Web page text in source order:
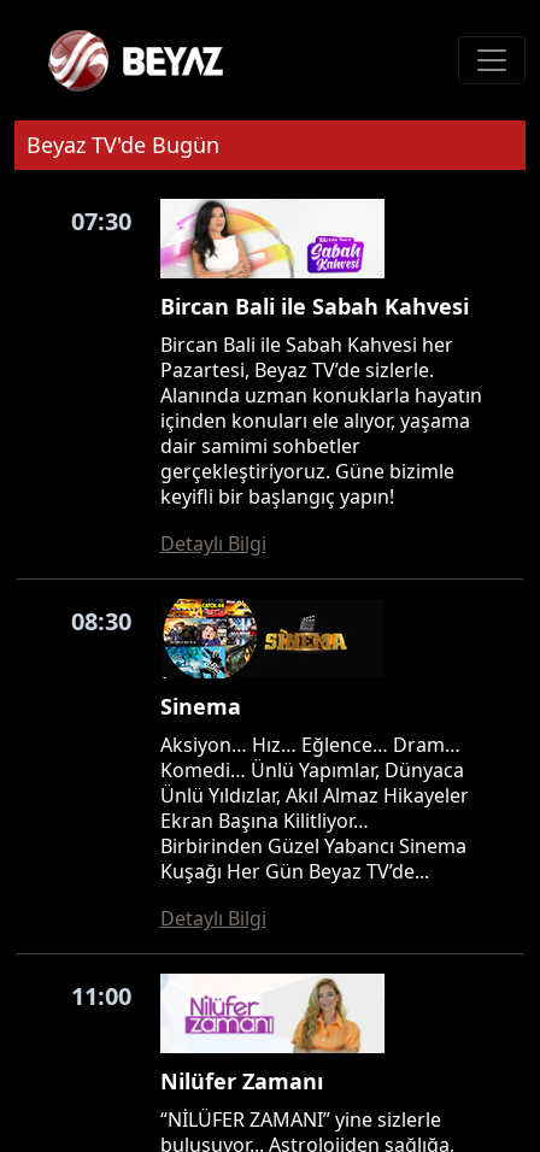
Beyaz TV'de Bugün
07:30
Bircan Bali ile Sabah Kahvesi
Bircan Bali ile Sabah Kahvesi her
Pazartesi, Beyaz TV’de sizlerle.
Alanında uzman konuklarla hayatın
içinden konuları ele alıyor, yaşama
dair samimi sohbetler
gerçekleştiriyoruz. Güne bizimle
keyifli bir başlangıç yapın!
Detaylı Bilgi
08:30
Sinema
Aksiyon… Hız… Eğlence… Dram…
Komedi… Ünlü Yapımlar, Dünyaca
Ünlü Yıldızlar, Akıl Almaz Hikayeler
Ekran Başına Kilitliyor…
Birbirinden Güzel Yabancı Sinema
Kuşağı Her Gün Beyaz TV’de...
Detaylı Bilgi
11:00
Nilüfer Zamanı
“NİLÜFER ZAMANI” yine sizlerle
buluşuyor... Astrolojiden sağlığa,